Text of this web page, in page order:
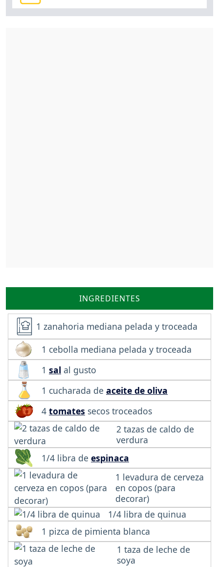
INGREDIENTES
1 zanahoria mediana pelada y troceada
1 cebolla mediana pelada y troceada
1 sal al gusto
1 cucharada de aceite de oliva
4 tomates secos troceados
2 tazas de caldo de
verdura
1/4 libra de espinaca
1 levadura de cerveza
en copos (para
decorar)
1/4 libra de quinua
1 pizca de pimienta blanca
1 taza de leche de
soya